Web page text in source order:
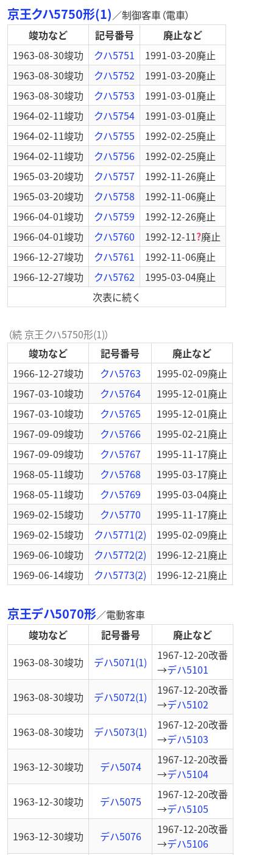
京王クハ5750形(1)／制御客車（電車）
竣功など
記号番号
廃止など
1963-08-30竣功 クハ5751 1991-03-20廃止
1963-08-30竣功 クハ5752 1991-03-20廃止
1963-08-30竣功 クハ5753 1991-03-01廃止
1964-02-11竣功 クハ5754 1991-03-01廃止
1964-02-11竣功 クハ5755 1992-02-25廃止
1964-02-11竣功 クハ5756 1992-02-25廃止
1965-03-20竣功 クハ5757 1992-11-26廃止
1965-03-20竣功 クハ5758 1992-11-06廃止
1966-04-01竣功 クハ5759 1992-12-26廃止
1966-04-01竣功 クハ5760 1992-12-11?廃止
1966-12-27竣功 クハ5761 1992-11-06廃止
1966-12-27竣功 クハ5762 1995-03-04廃止
次表に続く
（続 京王クハ5750形(1)）
竣功など
記号番号
廃止など
1966-12-27竣功 クハ5763 1995-02-09廃止
1967-03-10竣功 クハ5764 1995-12-01廃止
1967-03-10竣功 クハ5765 1995-12-01廃止
1967-09-09竣功 クハ5766 1995-02-21廃止
1967-09-09竣功 クハ5767 1995-11-17廃止
1968-05-11竣功 クハ5768 1995-03-17廃止
1968-05-11竣功 クハ5769 1995-03-04廃止
1969-02-15竣功 クハ5770 1995-11-17廃止
1969-02-15竣功 クハ5771(2) 1995-02-09廃止
1969-06-10竣功 クハ5772(2) 1996-12-21廃止
1969-06-14竣功 クハ5773(2) 1996-12-21廃止
京王デハ5070形／電動客車
竣功など
記号番号
廃止など
1963-08-30竣功 デハ5071(1) 1967-12-20改番
→デハ5101
1963-08-30竣功 デハ5072(1) 1967-12-20改番
→デハ5102
1963-08-30竣功 デハ5073(1) 1967-12-20改番
→デハ5103
1963-12-30竣功 デハ5074 1967-12-20改番
→デハ5104
1963-12-30竣功 デハ5075 1967-12-20改番
→デハ5105
1963-12-30竣功 デハ5076 1967-12-20改番
→デハ5106